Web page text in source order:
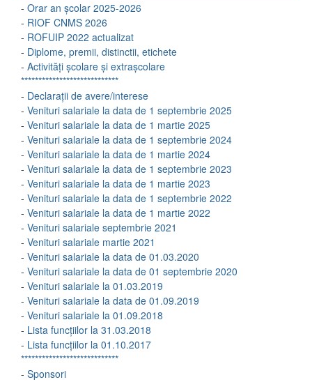
- Orar an școlar 2025-2026
- RIOF CNMS 2026
- ROFUIP 2022 actualizat
- Diplome, premii, distinctii, etichete
- Activități școlare și extrașcolare
****************************
- Declarații de avere/interese
- Venituri salariale la data de 1 septembrie 2025
- Venituri salariale la data de 1 martie 2025
- Venituri salariale la data de 1 septembrie 2024
- Venituri salariale la data de 1 martie 2024
- Venituri salariale la data de 1 septembrie 2023
- Venituri salariale la data de 1 martie 2023
- Venituri salariale la data de 1 septembrie 2022
- Venituri salariale la data de 1 martie 2022
- Venituri salariale septembrie 2021
- Venituri salariale martie 2021
- Venituri salariale la data de 01.03.2020
- Venituri salariale la data de 01 septembrie 2020
- Venituri salariale la 01.03.2019
- Venituri salariale la data de 01.09.2019
- Venituri salariale la 01.09.2018
- Lista funcțiilor la 31.03.2018
- Lista funcțiilor la 01.10.2017
****************************
- Sponsori